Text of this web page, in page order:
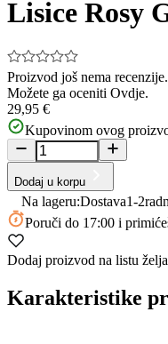
Lisice Rosy
Proizvod još nema recenzije.
Možete ga oceniti Ovdje.
29,95 €
Kupovinom ovog
Dodaj u korpu
Na lageru:Dostava1-2
Poruči do 17:00 i
Dodaj proizvod na listu želja
Karakteristike